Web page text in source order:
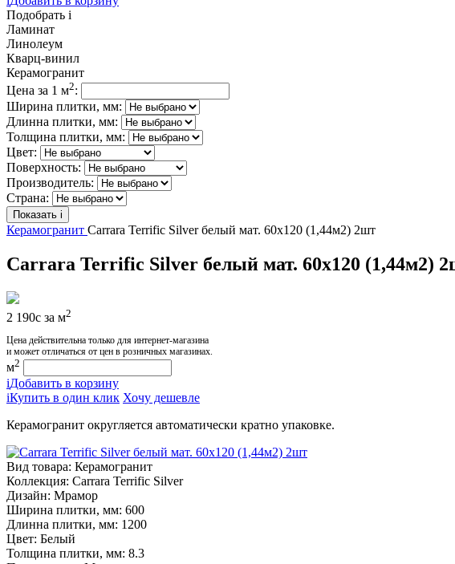
Подобрать i
Ламинат
Линолеум
Кварц-винил
Керамогранит
Цена за 1 м2:
Ширина плитки, мм:
Длинна плитки, мм:
Толщина плитки, мм:
Цвет:
Поверхность:
Производитель:
Страна:
Показать i
Керамогранит Carrara Terrific Silver белый мат. 60x120 (1,44м2) 2шт
Carrara Terrific Silver белый мат. 60x120 (1,44м2)
2 190c за м2
Цена действительна только для интернет-магазина
и может отличаться от цен в розничных магазинах.
м2
iДобавить в корзину
iКупить в один клик Хочу дешевле
Керамогранит округляется автоматически кратно упаковке.
Вид товара: Керамогранит
Коллекция: Carrara Terrific Silver
Дизайн: Мрамор
Ширина плитки, мм: 600
Длинна плитки, мм: 1200
Цвет: Белый
Толщина плитки, мм: 8.3